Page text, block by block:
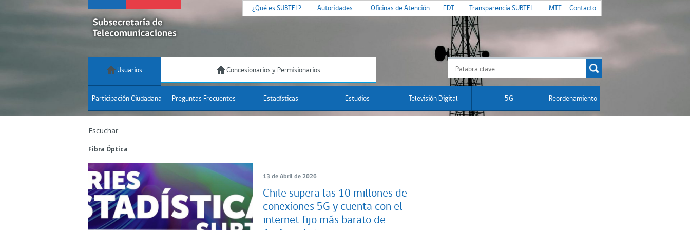
¿Qué es SUBTEL? Autoridades Oficinas de Atención FDT Transparencia SUBTEL MTT Contacto
Usuarios Concesionarios y Permisionarios
Participación Ciudadana Preguntas Frecuentes Estadísticas Estudios Televisión Digital 5G Reordenamiento
Escuchar
Fibra Óptica
13 de Abril de 2026
Chile supera las 10 millones de
conexiones 5G y cuenta con el
internet fijo más barato de